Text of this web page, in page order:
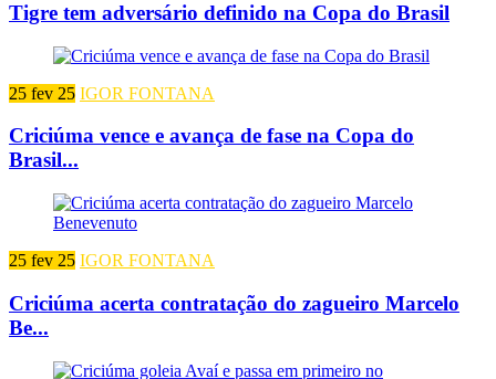
Tigre tem adversário definido na Copa do Brasil
25 fev 25 IGOR FONTANA
Criciúma vence e avança de fase na Copa do
Brasil...
25 fev 25 IGOR FONTANA
Criciúma acerta contratação do zagueiro Marcelo
Be...